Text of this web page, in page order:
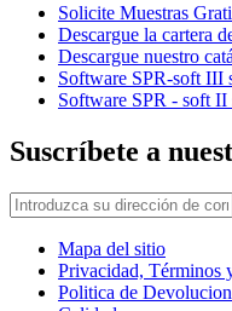
Solicite Muestras
Descargue la cartera
Descargue nuestro
Software SPR-soft III
Software SPR - soft II
Suscríbete a
Mapa del sitio
Privacidad, Términos
Politica de